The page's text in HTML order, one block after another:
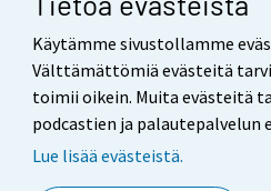
Käytämme sivustollamme
Välttämättömiä evästeitä
toimii oikein. Muita evästeitä
podcastien ja palautepalvelun
Lue lisää evästeistä.
Yhteystiedot
Palaute
Käyttöehdot